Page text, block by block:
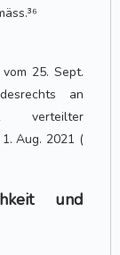
25. Sept.
an
verteilter
Aug. 2021 (
und